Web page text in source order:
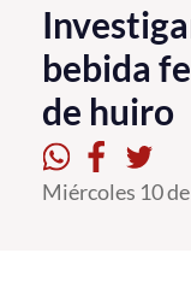
La Universidad
Investigación,
PUCV Internacional
Vinculación con
bebida
de huiro
Miércoles 10